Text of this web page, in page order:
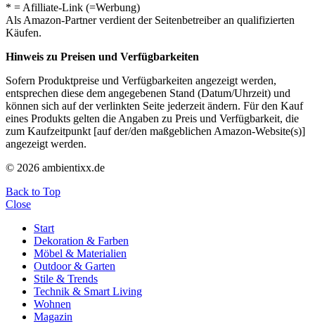
* = Afilliate-Link (=Werbung)
Als Amazon-Partner verdient der Seitenbetreiber an qualifizierten
Käufen.
Hinweis zu Preisen und Verfügbarkeiten
Sofern Produktpreise und Verfügbarkeiten angezeigt werden,
entsprechen diese dem angegebenen Stand (Datum/Uhrzeit) und
können sich auf der verlinkten Seite jederzeit ändern. Für den Kauf
eines Produkts gelten die Angaben zu Preis und Verfügbarkeit, die
zum Kaufzeitpunkt [auf der/den maßgeblichen Amazon-Website(s)]
angezeigt werden.
© 2026 ambientixx.de
Back to Top
Close
Start
Dekoration & Farben
Möbel & Materialien
Outdoor & Garten
Stile & Trends
Technik & Smart Living
Wohnen
Magazin